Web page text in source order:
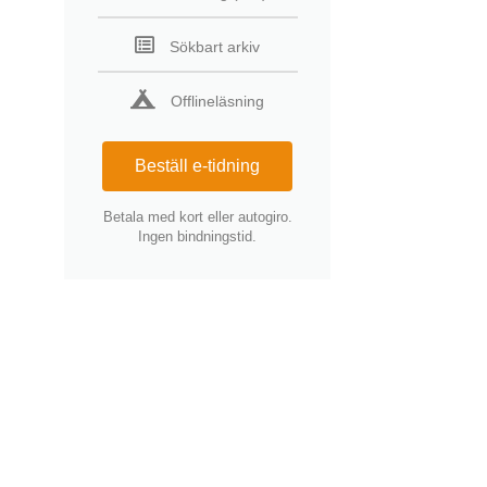
Sökbart arkiv
Offlineläsning
Beställ e-tidning
Betala med kort eller autogiro.
Ingen bindningstid.